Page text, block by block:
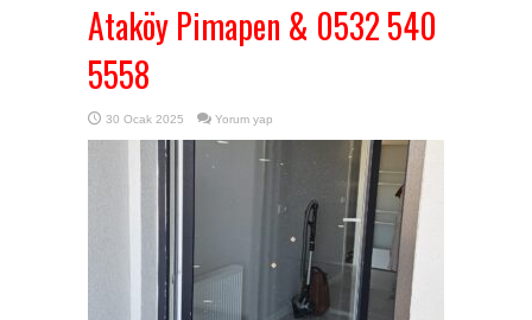
Ataköy Pimapen & 0532 540
5558
30 Ocak 2025 Yorum yap